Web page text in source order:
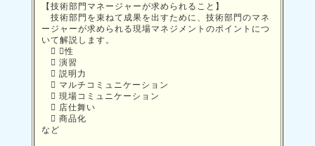
【技術部門マネージャーが求められること】
技術部門を束ねて成果を出すために、技術部門のマネ
ージャーが求められる現場マネジメントのポイントにつ
いて解説します。
 ３性
 演習
 説明力
 マルチコミュニケーション
 現場コミュニケーション
 店仕舞い
 商品化
など